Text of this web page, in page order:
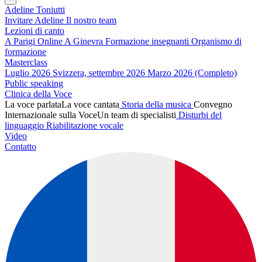
Adeline Toniutti
Invitare Adeline Il nostro team
Lezioni di canto
A Parigi Online A Ginevra Formazione insegnanti Organismo di
formazione
Masterclass
Luglio 2026 Svizzera, settembre 2026 Marzo 2026 (Completo)
Public speaking
Clinica della Voce
La voce parlataLa voce cantata Storia della musica Convegno
Internazionale sulla VoceUn team di specialisti Disturbi del
linguaggio Riabilitazione vocale
Video
Contatto